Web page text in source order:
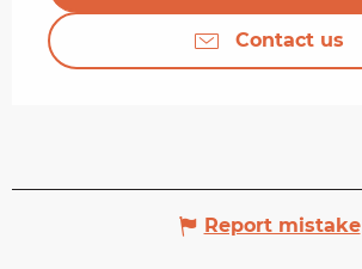
Contact us
Report mistake